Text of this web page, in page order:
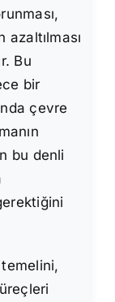
azaltılması
Bu
bir
çevre
bu denli